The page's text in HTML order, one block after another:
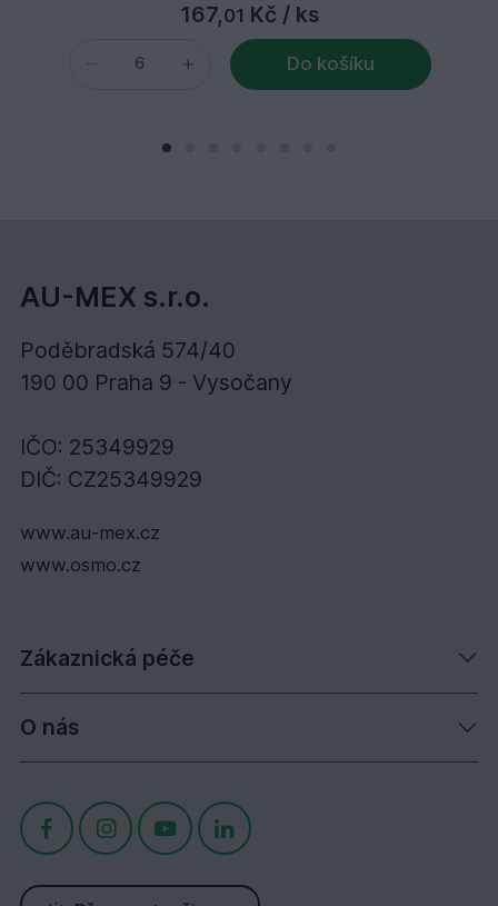
167,01 Kč / ks
Do košíku
AU-MEX s.r.o.
Poděbradská 574/40
190 00 Praha 9 - Vysočany
IČO: 25349929
DIČ: CZ25349929
www.au-mex.cz
www.osmo.cz
Zákaznická péče
O nás